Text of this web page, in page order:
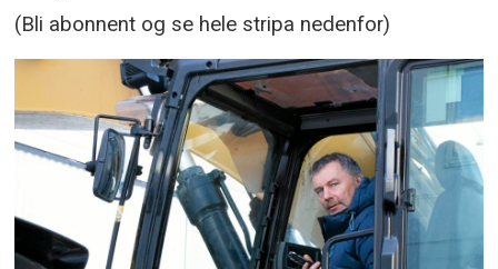
(Bli abonnent og se hele stripa nedenfor)